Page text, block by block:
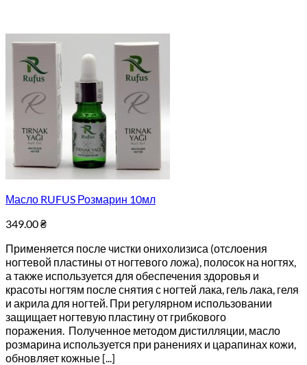
Масло RUFUS Розмарин 10мл
349.00₴
Применяется после чистки онихолизиса (отслоения
ногтевой пластины от ногтевого ложа), полосок на ногтях,
а также используется для обеспечения здоровья и
красоты ногтям после снятия с ногтей лака, гель лака, геля
и акрила для ногтей. При регулярном использовании
защищает ногтевую пластину от грибкового
поражения. Полученное методом дистилляции, масло
розмарина используется при ранениях и царапинах кожи,
обновляет кожные [...]